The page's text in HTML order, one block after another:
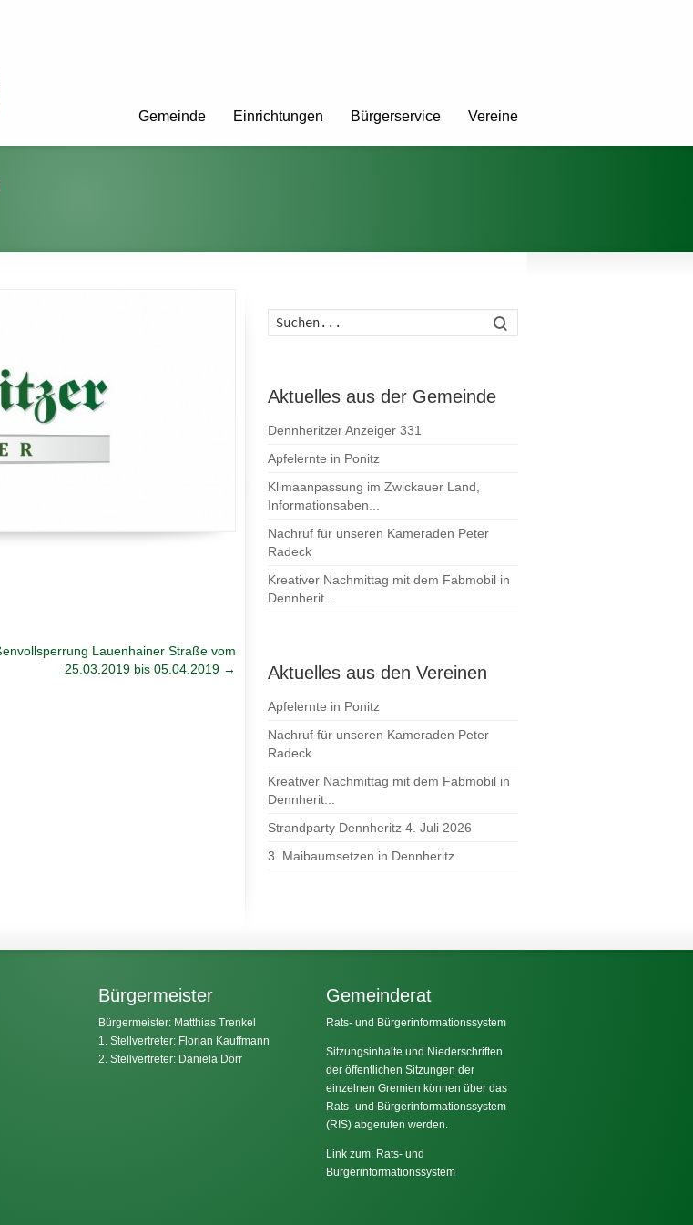
Gemeinde Einrichtungen Bürgerservice Vereine
Lauenhainer Straße vom
25.03.2019 bis 05.04.2019 →
Aktuelles aus der Gemeinde
Dennheritzer Anzeiger 331
Apfelernte in Ponitz
Klimaanpassung im Zwickauer Land,
Informationsaben...
Nachruf für unseren Kameraden Peter
Radeck
Kreativer Nachmittag mit dem Fabmobil in
Dennherit...
Aktuelles aus den Vereinen
Apfelernte in Ponitz
Nachruf für unseren Kameraden Peter
Radeck
Kreativer Nachmittag mit dem Fabmobil in
Dennherit...
Strandparty Dennheritz 4. Juli 2026
3. Maibaumsetzen in Dennheritz
Bürgermeister
Bürgermeister: Matthias Trenkel
1. Stellvertreter: Florian Kauffmann
2. Stellvertreter: Daniela Dörr
Gemeinderat
Rats- und Bürgerinformationssystem
Sitzungsinhalte und Niederschriften
der öffentlichen Sitzungen der
einzelnen Gremien können über das
Rats- und Bürgerinformationssystem
(RIS) abgerufen werden.
Link zum: Rats- und
Bürgerinformationssystem